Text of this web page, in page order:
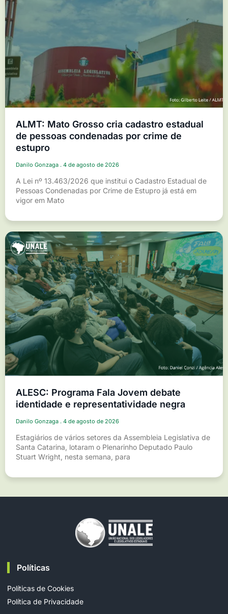
ALMT: Mato Grosso cria cadastro estadual
de pessoas condenadas por crime de
estupro
Danilo Gonzaga 4 de agosto de 2026
A Lei nº 13.463/2026 que institui o Cadastro Estadual de
Pessoas Condenadas por Crime de Estupro já está em
vigor em Mato
ALESC: Programa Fala Jovem debate
identidade e representatividade negra
Danilo Gonzaga 4 de agosto de 2026
Estagiários de vários setores da Assembleia Legislativa de
Santa Catarina, lotaram o Plenarinho Deputado Paulo
Stuart Wright, nesta semana, para
Políticas
Políticas de Cookies
Política de Privacidade